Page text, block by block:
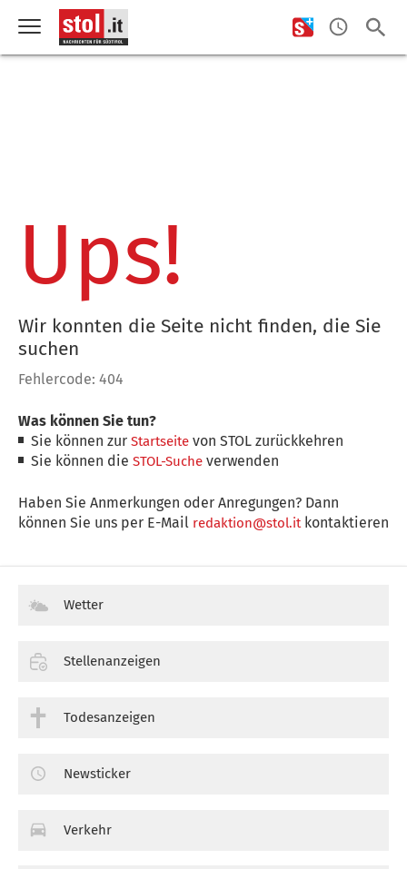
Ups!
Wir konnten die Seite nicht finden, die Sie
suchen
Fehlercode: 404
Was können Sie tun?
Sie können zurStartseite von STOL zurückkehren
Sie können dieSTOL-Suche verwenden
Haben Sie Anmerkungen oder Anregungen? Dann
können Sie uns per E-Mail redaktion@stol.itkontaktieren
Wetter
Stellenanzeigen
Todesanzeigen
Newsticker
Verkehr